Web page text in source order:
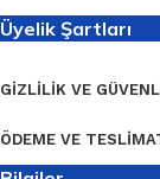
Üyelik Şartları
GIZLILIK VE
ÖDEME VE